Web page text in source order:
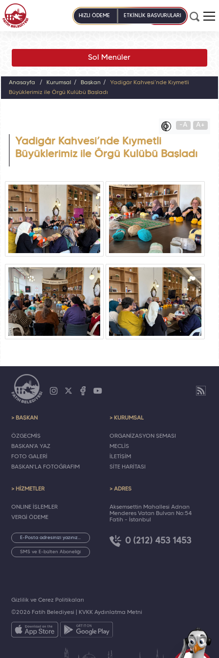
HIZLI ÖDEME ETKİNLİK BAŞVURULARI
Sol Menüler
Anasayfa Kurumsal Başkan
Yadigâr Kahvesi’nde Kıymetli
Büyüklerimiz ile Örgü Kulübü Başladı
-A A+
Yadigâr Kahvesi’nde Kıymetli
Büyüklerimiz ile Örgü Kulübü Başladı
> BAŞKAN
ÖZGEÇMİŞ
BAŞKAN'A YAZ
FOTO GALERİ
BAŞKAN'LA FOTOĞRAFIM
> KURUMSAL
ORGANİZASYON ŞEMASI
MECLİS
İLETİŞİM
SİTE HARİTASI
> HİZMETLER
ONLINE İŞLEMLER
VERGİ ÖDEME
SMS ve E-bülten Aboneliği
> ADRES
Akşemsettin Mahallesi Adnan
Menderes Vatan Bulvarı No:54
Fatih - İstanbul
0 (212) 453 1453
©2026 Fatih Belediyesi | KVKK Aydınlatma Metni
Gizlilik ve Çerez Politikaları